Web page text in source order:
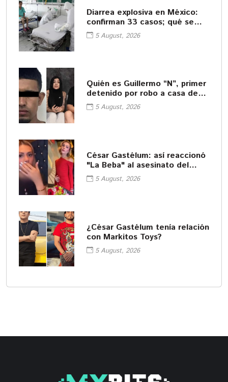
Diarrea explosiva en México:
confirman 33 casos; qué se
sabe del brote
5 August, 2026
Quién es Guillermo “N”, primer
detenido por robo a casa de
Karely Ruiz
5 August, 2026
César Gastélum: así reaccionó
"La Beba" al asesinato del
influencer
5 August, 2026
¿César Gastélum tenía relación
con Markitos Toys?
5 August, 2026